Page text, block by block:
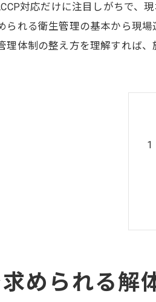
対応だけに注目しがちで、
られる衛生管理の基本から現
理体制の整え方を理解すれば
められる解